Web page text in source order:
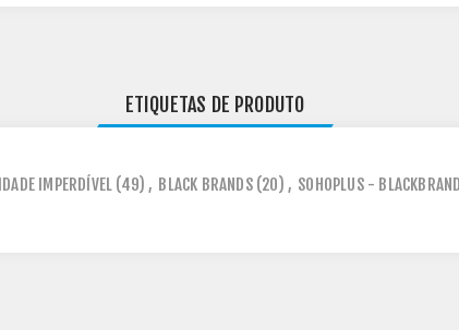
ETIQUETAS DE PRODUTO
IMPERDÍVEL (49) , BLACK BRANDS (20) , SOHOPLUS -